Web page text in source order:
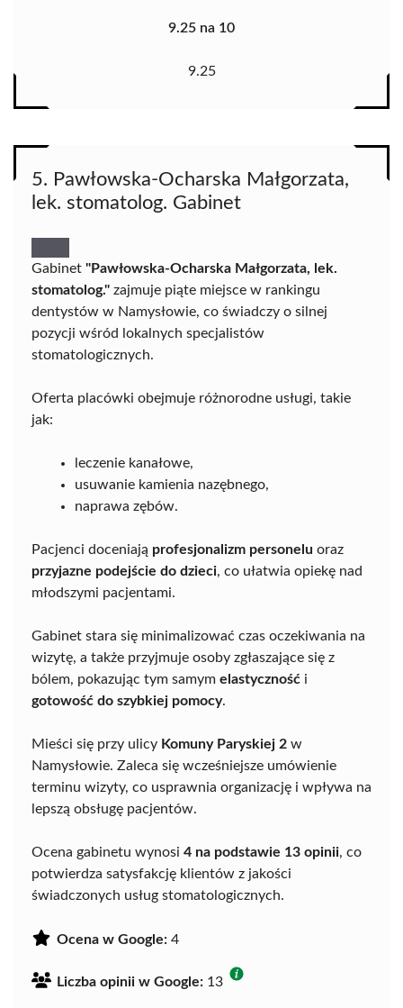
9.25 na 10
9.25
5. Pawłowska-Ocharska Małgorzata,
lek. stomatolog. Gabinet
Gabinet "Pawłowska-Ocharska Małgorzata, lek.
stomatolog." zajmuje piąte miejsce w rankingu
dentystów w Namysłowie, co świadczy o silnej
pozycji wśród lokalnych specjalistów
stomatologicznych.
Oferta placówki obejmuje różnorodne usługi, takie
jak:
leczenie kanałowe,
usuwanie kamienia nazębnego,
naprawa zębów.
Pacjenci doceniają profesjonalizm personelu oraz
przyjazne podejście do dzieci, co ułatwia opiekę nad
młodszymi pacjentami.
Gabinet stara się minimalizować czas oczekiwania na
wizytę, a także przyjmuje osoby zgłaszające się z
bólem, pokazując tym samym elastyczność i
gotowość do szybkiej pomocy.
Mieści się przy ulicy Komuny Paryskiej 2 w
Namysłowie. Zaleca się wcześniejsze umówienie
terminu wizyty, co usprawnia organizację i wpływa na
lepszą obsługę pacjentów.
Ocena gabinetu wynosi 4 na podstawie 13 opinii, co
potwierdza satysfakcję klientów z jakości
świadczonych usług stomatologicznych.
Ocena w Google: 4
Liczba opinii w Google: 13